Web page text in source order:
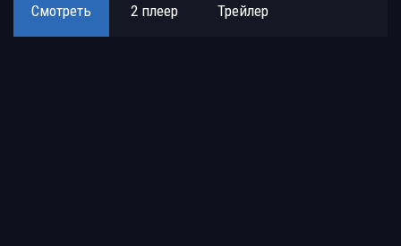
Смотреть 2 плеер Трейлер